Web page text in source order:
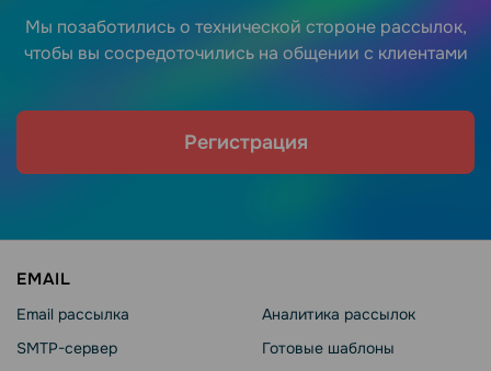
Мы позаботились о технической стороне рассылок,
чтобы вы сосредоточились на общении с клиентами
Регистрация
EMAIL
Email рассылка
SMTP-сервер
Аналитика рассылок
Готовые шаблоны